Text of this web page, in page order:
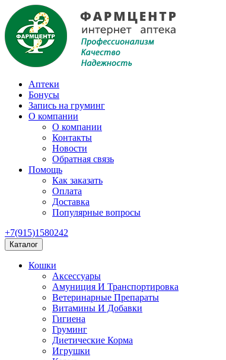
Аптеки
Бонусы
Запись на груминг
О компании
О компании
Контакты
Новости
Обратная связь
Помощь
Как заказать
Оплата
Доставка
Популярные вопросы
+7(915)1580242
Каталог
Кошки
Аксессуары
Амуниция И Транспортировка
Ветеринарные Препараты
Витамины И Добавки
Гигиена
Груминг
Диетические Корма
Игрушки